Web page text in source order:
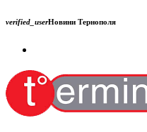
verified_userНовини Тернополя